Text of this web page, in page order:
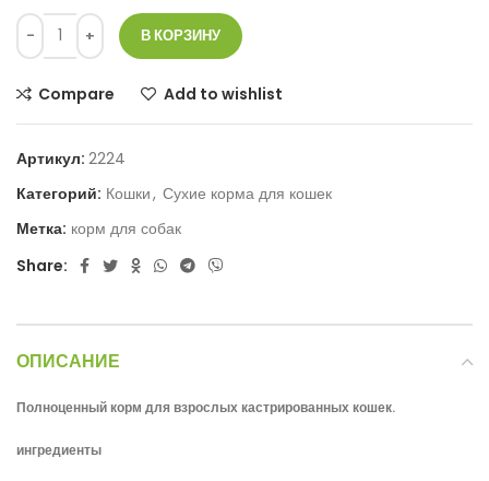
В КОРЗИНУ
Compare Add to wishlist
Артикул: 2224
Категорий: Кошки, Сухие корма для кошек
Метка: корм для собак
Share:
ОПИСАНИЕ
Полноценный корм для взрослых кастрированных кошек.
ингредиенты